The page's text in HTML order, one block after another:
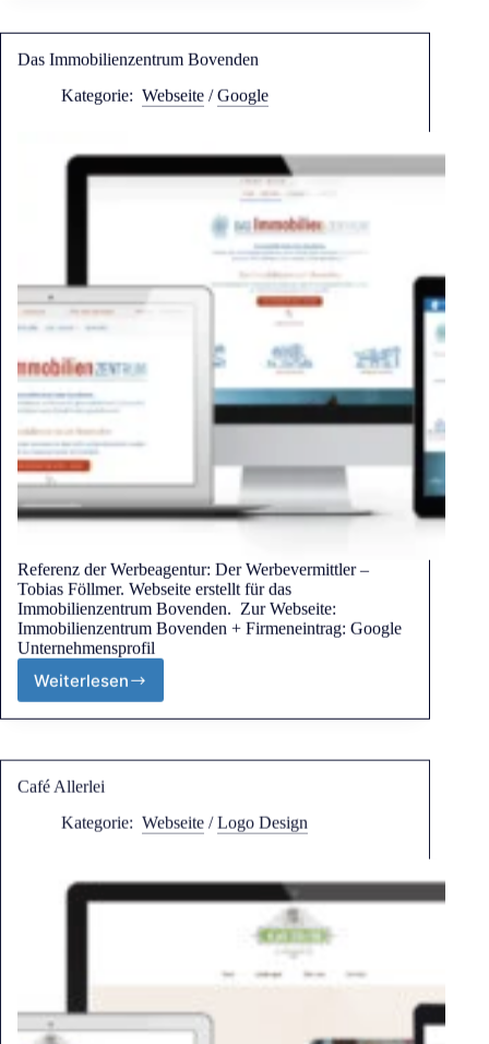
Das Immobilienzentrum Bovenden
Kategorie: Webseite /Google
Referenz der Werbeagentur: Der Werbevermittler –
Tobias Föllmer. Webseite erstellt für das
Immobilienzentrum Bovenden. Zur Webseite:
Immobilienzentrum Bovenden + Firmeneintrag: Google
Unternehmensprofil
Weiterlesen
Café Allerlei
Kategorie:
Webseite /Logo Design